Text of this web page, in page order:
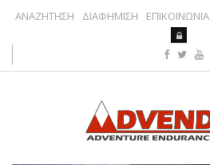
ΑΝΑΖΗΤΗΣΗ ΔΙΑΦΗΜΙΣΗ ΕΠΙΚΟΙΝΩΝΙΑ